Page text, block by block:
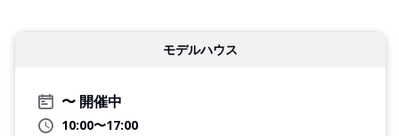
モデルハウス
開催中
10:00〜17:00